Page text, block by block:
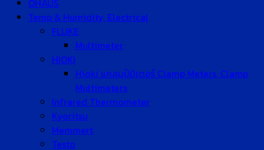
OHAUS
Temp & Humidity, Electrical
FLUKE
Multimeter
HIOKI
Hioki แคลมป์มิเตอร์ Clamp Meters, Clamp
Multimeters
Infrared Thermometer
Kyoritsu
Memmert
Testo